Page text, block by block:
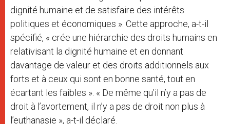
dignité humaine et de satisfaire des intérêts
politiques et économiques ». Cette approche, a-t-il
spécifié, « crée une hiérarchie des droits humains en
relativisant la dignité humaine et en donnant
davantage de valeur et des droits additionnels aux
forts et à ceux qui sont en bonne santé, tout en
écartant les faibles ». « De même qu’il n’y a pas de
droit à l’avortement, il n’y a pas de droit non plus à
l’euthanasie », a-t-il déclaré.